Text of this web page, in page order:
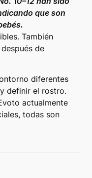
que son
También
después de
diferentes
definir el rostro.
actualmente
todas son